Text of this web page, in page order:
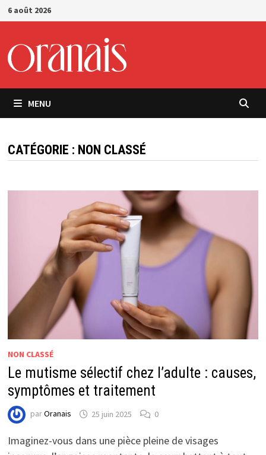
Passer
au
6 août 2026
MENU
CATÉGORIE : NON CLASSÉ
NON CLASSÉ
Le mutisme sélectif chez l’adulte : causes,
symptômes et traitement
parOranais 25 juin 2025 0
Imaginez-vous dans une pièce pleine de visages